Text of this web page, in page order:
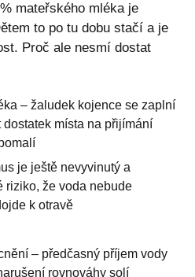
mateřského mléka je
to po tu dobu stačí a je
Proč ale nesmí dostat
– žaludek kojence se zaplní
místa na přijímání
je ještě nevyvinutý a
riziko, že voda nebude
k otravě
– předčasný příjem vody
rovnováhy solí